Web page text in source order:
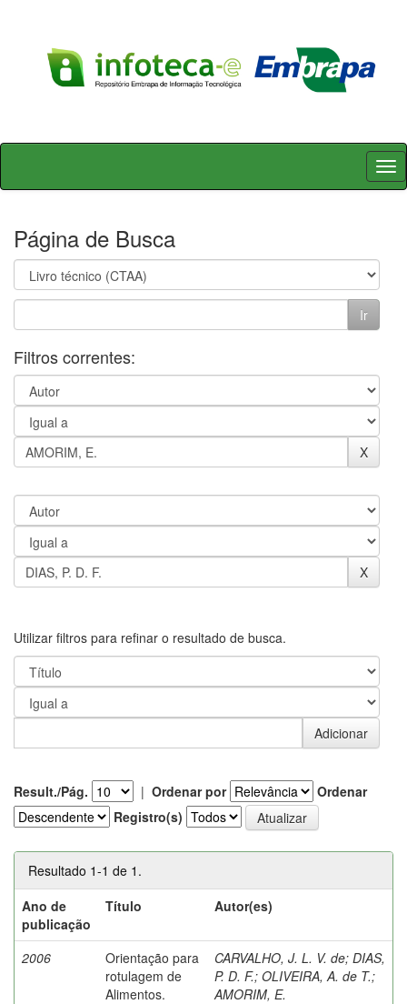
Skip
Página de Busca
Filtros correntes:
Utilizar filtros para refinar o resultado de busca.
Result./Pág. | Ordenar por
Ordenar
Registro(s)
Resultado 1-1 de 1.
Ano de
publicação
Título Autor(es)
2006
Orientação para
rotulagem de
Alimentos.
CARVALHO, J. L. V. de; DIAS,
P. D. F.; OLIVEIRA, A. de T.;
AMORIM, E.